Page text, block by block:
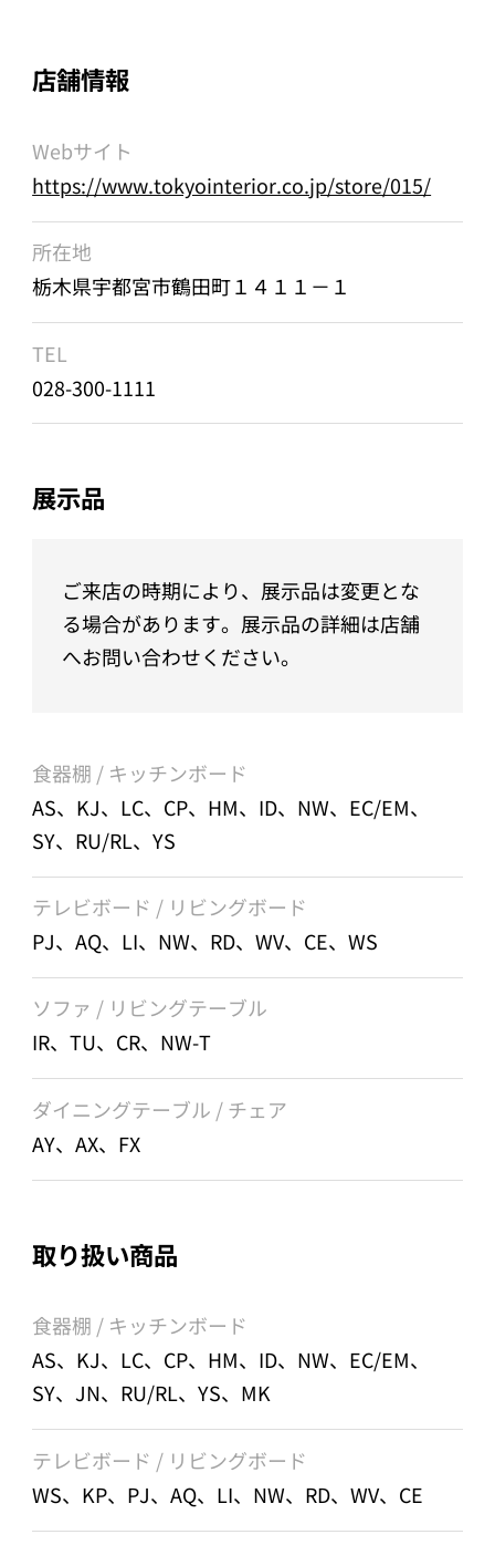
店舗情報
Webサイト
https://www.tokyointerior.co.jp/store/015/
所在地
栃木県宇都宮市鶴田町１４１１－１
TEL
028-300-1111
展示品
ご来店の時期により、展示品は変更とな
る場合があります。展示品の詳細は店舗
へお問い合わせください。
食器棚 / キッチンボード
AS、KJ、LC、CP、HM、ID、NW、EC/EM、
SY、RU/RL、YS
テレビボード / リビングボード
PJ、AQ、LI、NW、RD、WV、CE、WS
ソファ / リビングテーブル
IR、TU、CR、NW-T
ダイニングテーブル / チェア
AY、AX、FX
取り扱い商品
食器棚 / キッチンボード
AS、KJ、LC、CP、HM、ID、NW、EC/EM、
SY、JN、RU/RL、YS、MK
テレビボード / リビングボード
WS、KP、PJ、AQ、LI、NW、RD、WV、CE